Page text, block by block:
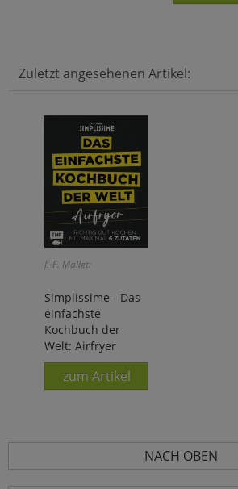
Zuletzt angesehenen Artikel:
J.-F. Mallet:
Simplissime - Das
einfachste
Kochbuch der
Welt: Airfryer
zum Artikel
NACH OBEN